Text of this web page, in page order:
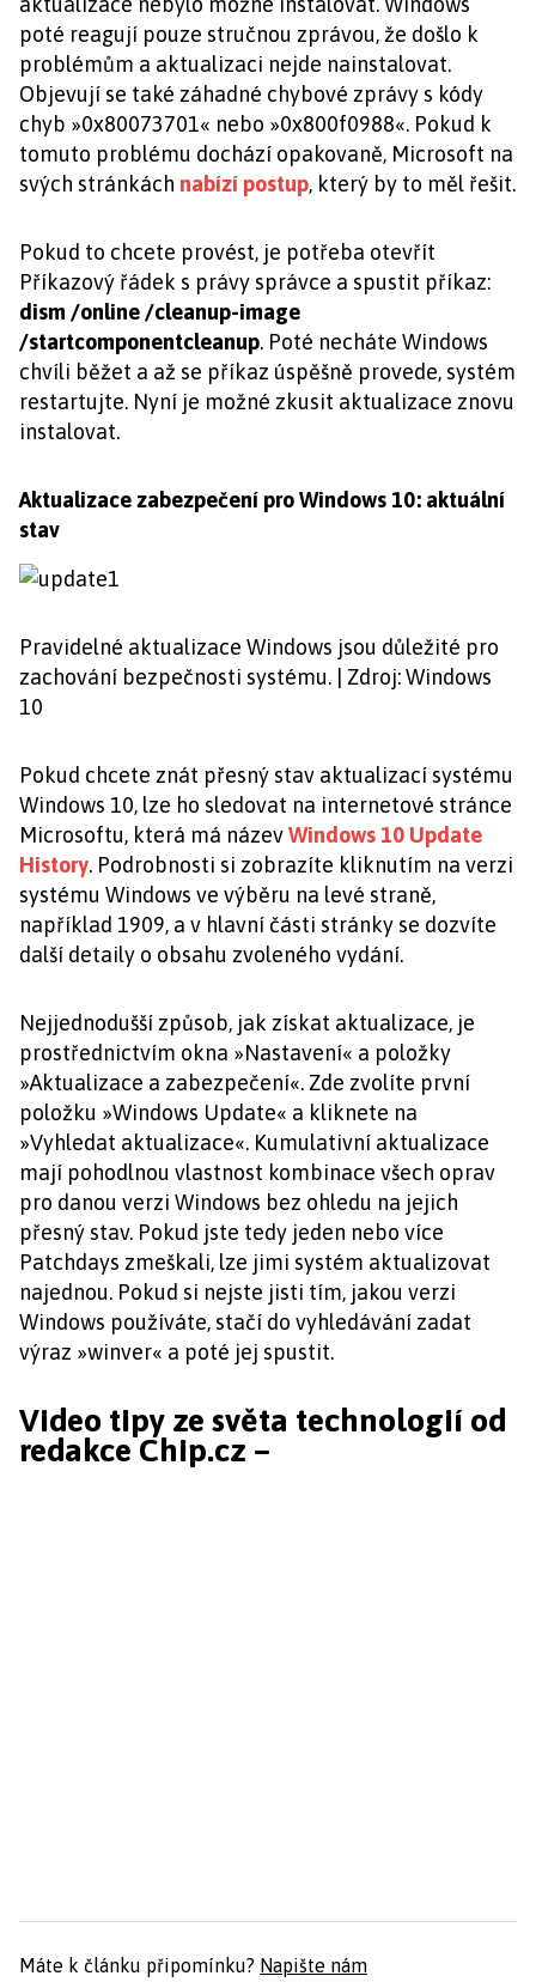
poté reagují pouze stručnou zprávou, že došlo k
problémům a aktualizaci nejde nainstalovat.
Objevují se také záhadné chybové zprávy s kódy
chyb »0x80073701« nebo »0x800f0988«. Pokud k
tomuto problému dochází opakovaně, Microsoft na
svých stránkách nabízí postup, který by to měl řešit.
Pokud to chcete provést, je potřeba otevřít
Příkazový řádek s právy správce a spustit příkaz:
dism /online /cleanup-image
/startcomponentcleanup. Poté necháte Windows
chvíli běžet a až se příkaz úspěšně provede, systém
restartujte. Nyní je možné zkusit aktualizace znovu
instalovat.
Aktualizace zabezpečení pro Windows 10: aktuální
stav
Pravidelné aktualizace Windows jsou důležité pro
zachování bezpečnosti systému. | Zdroj: Windows
10
Pokud chcete znát přesný stav aktualizací systému
Windows 10, lze ho sledovat na internetové stránce
Microsoftu, která má názevWindows 10 Update
History. Podrobnosti si zobrazíte kliknutím na verzi
systému Windows ve výběru na levé straně,
například 1909, a v hlavní části stránky se dozvíte
další detaily o obsahu zvoleného vydání.
Nejjednodušší způsob, jak získat aktualizace, je
prostřednictvím okna »Nastavení« a položky
»Aktualizace a zabezpečení«. Zde zvolíte první
položku »Windows Update« a kliknete na
»Vyhledat aktualizace«. Kumulativní aktualizace
mají pohodlnou vlastnost kombinace všech oprav
pro danou verzi Windows bez ohledu na jejich
přesný stav. Pokud jste tedy jeden nebo více
Patchdays zmeškali, lze jimi systém aktualizovat
najednou. Pokud si nejste jisti tím, jakou verzi
Windows používáte, stačí do vyhledávání zadat
výraz »winver« a poté jej spustit.
Video tipy ze světa technologií od
redakce Chip.cz –
Máte k článku připomínku? Napište nám